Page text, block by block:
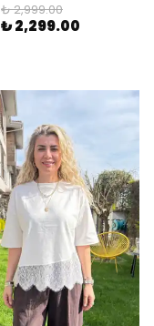
₺ 2,999.00
₺ 2,299.00